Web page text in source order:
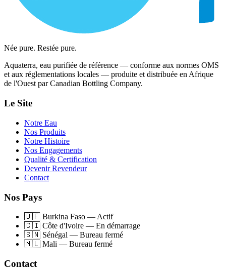
Née pure. Restée pure.
Aquaterra, eau purifiée de référence — conforme aux normes OMS
et aux réglementations locales — produite et distribuée en Afrique
de l'Ouest par Canadian Bottling Company.
Le Site
Notre Eau
Nos Produits
Notre Histoire
Nos Engagements
Qualité & Certification
Devenir Revendeur
Contact
Nos Pays
🇧🇫 Burkina Faso — Actif
🇨🇮 Côte d'Ivoire — En démarrage
🇸🇳 Sénégal — Bureau fermé
🇲🇱 Mali — Bureau fermé
Contact